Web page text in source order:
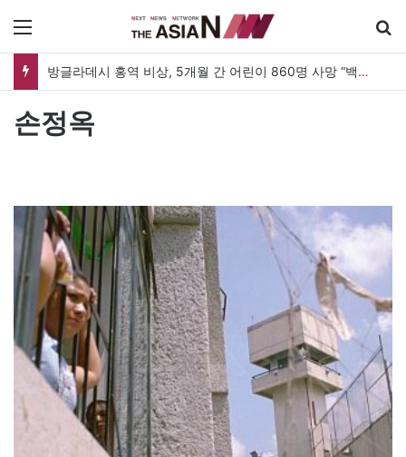
방글라데시 홍역 비상, 5개월 간 어린이 860명 사망 “백신 조달 시스템 변경이 화근”
손정옥